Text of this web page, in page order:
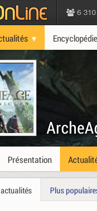
6 310
Encyclopédie
Présentation
Plus